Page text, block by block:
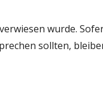
wurde.
sollten,